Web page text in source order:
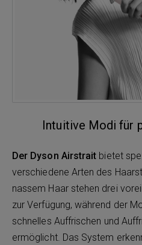
Intuitive Modi für
Der Dyson Airstrait bietet
verschiedene Arten des
nassem Haar stehen drei
zur Verfügung, während der
schnelles Auffrischen und
ermöglicht. Das System